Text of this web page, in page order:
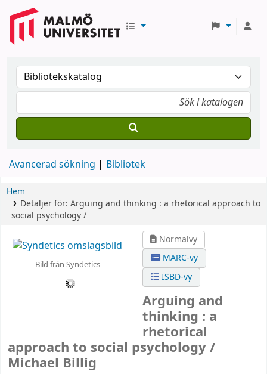
Avancerad sökning Bibliotek
Hem
Detaljer för: Arguing and thinking : a rhetorical approach to
social psychology /
Bild från Syndetics
Normalvy
MARC-vy
ISBD-vy
Arguing and
thinking : a
rhetorical
approach to social psychology /
Michael Billig